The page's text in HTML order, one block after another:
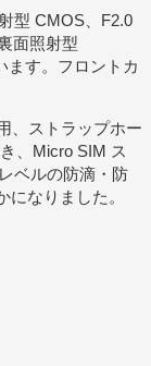
型 CMOS、F2.0
面照射型
ます。フロントカ
、ストラップホー
、Micro SIM ス
ベルの防滴・防
なりました。